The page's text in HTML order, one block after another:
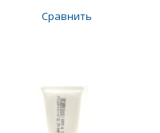
Сравнить